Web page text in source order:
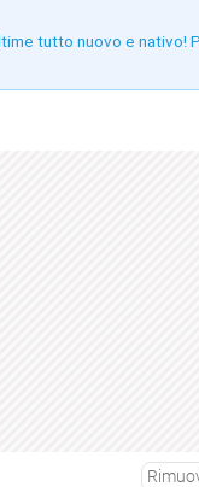
tutto nuovo e